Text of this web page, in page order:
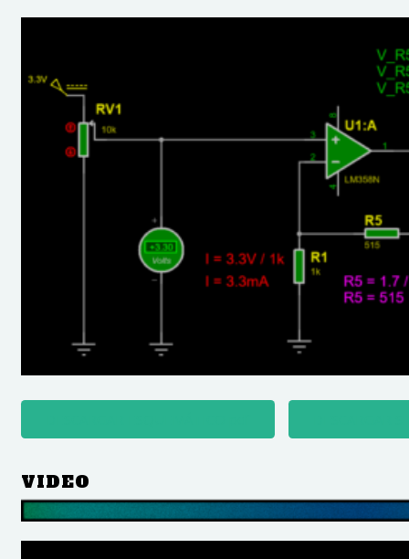
VIDEO